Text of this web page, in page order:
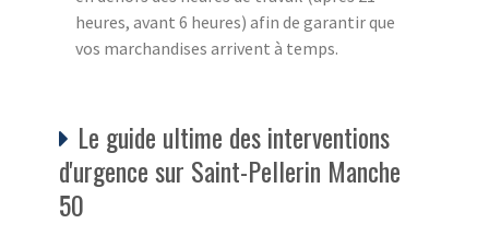
heures, avant 6 heures) afin de garantir que
vos marchandises arrivent à temps.
Le guide ultime des interventions
d'urgence sur Saint-Pellerin Manche
50